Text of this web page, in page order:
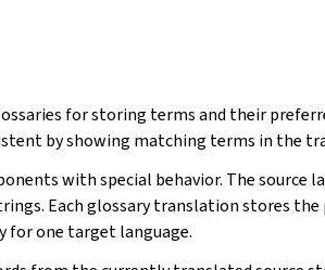
for storing terms and their
by showing matching terms in the
with special behavior. The source
Each glossary translation stores
one target language.